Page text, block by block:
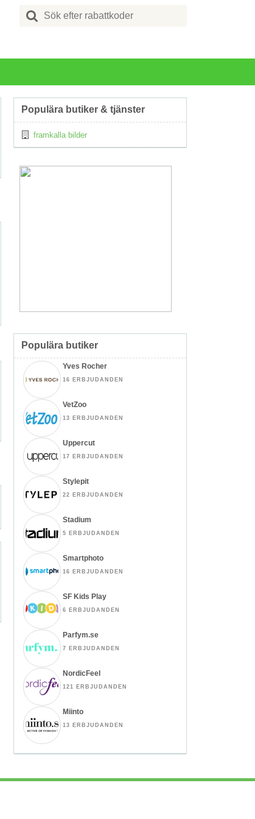
Search
for:
Populära butiker & tjänster
framkalla bilder
Populära butiker
Yves Rocher
16 ERBJUDANDEN
VetZoo
13 ERBJUDANDEN
Uppercut
17 ERBJUDANDEN
Stylepit
22 ERBJUDANDEN
Stadium
5 ERBJUDANDEN
Smartphoto
16 ERBJUDANDEN
SF Kids Play
6 ERBJUDANDEN
Parfym.se
7 ERBJUDANDEN
NordicFeel
121 ERBJUDANDEN
Miinto
13 ERBJUDANDEN